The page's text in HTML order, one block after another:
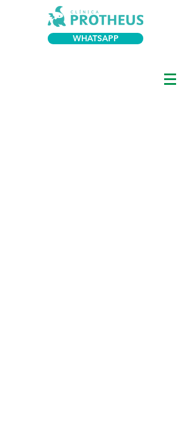
WHATSAPP